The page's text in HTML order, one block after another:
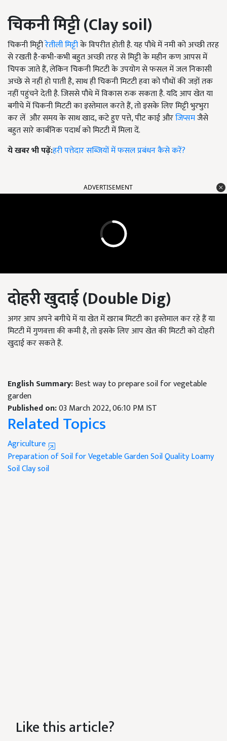
चिकनी मिट्टी (Claysoil)
चिकनी मिट्टीरेतीली मिट्टीके विपरीत होती है. यह पौधे में नमी को अच्छी तरह
से रखती है-कभी-कभी बहुत अच्छी तरह से मिट्टी के महीन कण आपस में
चिपक जाते हैं, लेकिन चिकनी मिटटी के उपयोग से फसल में जल निकासी
अच्छे से नहीं हो पाती है, साथ ही चिकनी मिटटी हवा को पौधों की जड़ों तक
नहीं पहुंचने देती है. जिससे पौधे में विकास रुक सकता है. यदि आप खेत या
बगीचे में चिकनी मिटटी का इस्तेमाल करते हैं, तो इसके लिए मिट्टी भुरभुरा
कर लें और समय के साथ खाद, कटे हुए पत्ते, पीट काई औरजिप्समजैसे
बहुत सारे कार्बनिक पदार्थ को मिटटी में मिला दें.
ये खबर भी पढ़ें:हरी पत्तेदार सब्जियों में फसल प्रबंधन कैसे करें?
ADVERTISEMENT
दोहरी खुदाई (Double Dig)
अगर आप अपने बगीचे में या खेत में खराब मिटटी का इस्तेमाल कर रहे हैं या
मिटटी में गुणवत्ता की कमी है, तो इसके लिए आप खेत की मिटटी को दोहरी
खुदाई कर सकते हैं.
English Summary:Best way to prepare soil for vegetable
garden
Published on:03 March 2022, 06:10 PM IST
Related Topics
Agriculture
Preparation of Soil for Vegetable GardenSoil QualityLoamy
SoilClay soil
Like this article?